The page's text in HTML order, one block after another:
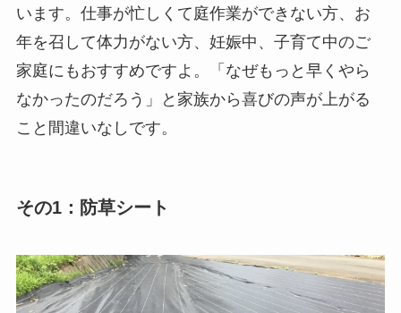
います。仕事が忙しくて庭作業ができない方、お
年を召して体力がない方、妊娠中、子育て中のご
家庭にもおすすめですよ。「なぜもっと早くやら
なかったのだろう」と家族から喜びの声が上がる
こと間違いなしです。
その1：防草シート